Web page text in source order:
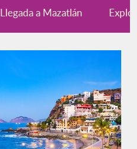
Llegada a Mazatlán